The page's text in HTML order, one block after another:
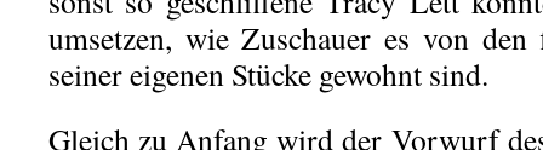
umsetzen, wie Zuschauer es von
seiner eigenen Stücke gewohnt sind.
Gleich zu Anfang wird der Vorwurf